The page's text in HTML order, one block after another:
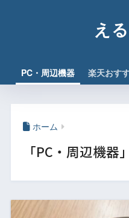
え
PC・周辺機器 楽天おす
ホーム
「PC・周辺機器